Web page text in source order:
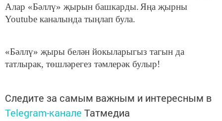
Алар «Бәллү» җырын башкарды. Яңа җырны
Youtube каналында тыңлап була.
«Бәллү» җыры белән йокыларыгыз тагын да
татлырак, төшләрегез тәмлерәк булыр!
Следите за самым важным и интересным в
Telegram-канале Татмедиа